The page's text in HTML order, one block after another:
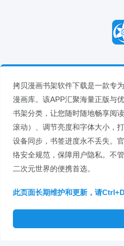
拷贝漫画书架软件下载是一款专
漫画库。该APP汇聚海量正版与
书架分类，让您随时随地畅享阅
滚动）、调节亮度和字体大小，
设备同步，书签进度永不丢失。
络安全规范，保障用户隐私。不
二次元世界的便携首选。
此页面长期维护和更新，请